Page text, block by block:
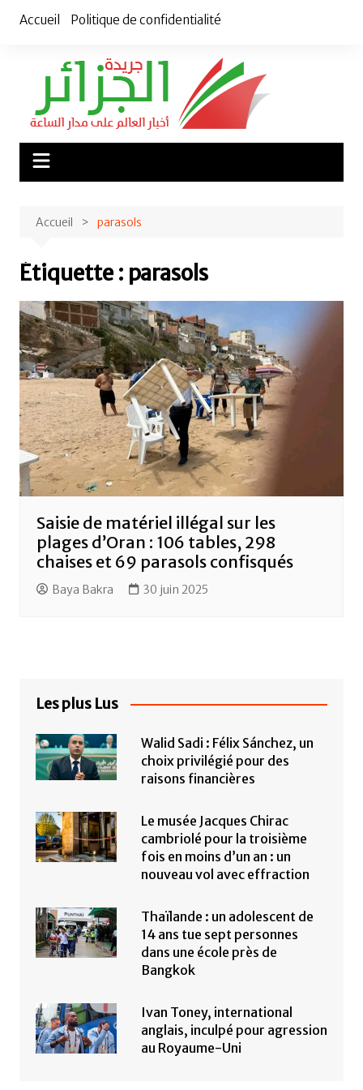
Accueil Politique de confidentialité
Accueil parasols
Étiquette : parasols
Saisie de matériel illégal sur les
plages d’Oran : 106 tables, 298
chaises et 69 parasols confisqués
Baya Bakra 30 juin 2025
Les plus Lus
Walid Sadi : Félix Sánchez, un
choix privilégié pour des
raisons financières
Le musée Jacques Chirac
cambriolé pour la troisième
fois en moins d’un an : un
nouveau vol avec effraction
Thaïlande : un adolescent de
14 ans tue sept personnes
dans une école près de
Bangkok
Ivan Toney, international
anglais, inculpé pour agression
au Royaume-Uni